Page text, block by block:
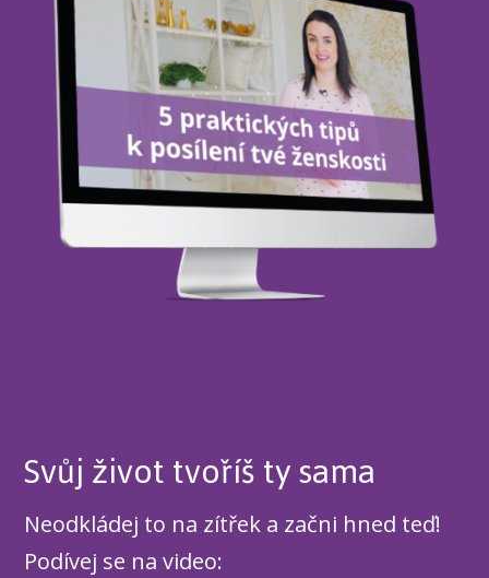
Svůj život tvoříš ty sama
Neodkládej to na zítřek a začni hned teď!
Podívej se na video: